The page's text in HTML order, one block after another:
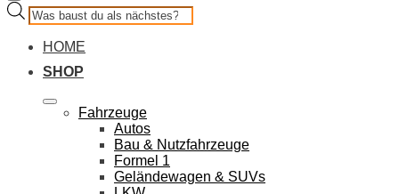
Products
search
HOME
SHOP
Fahrzeuge
Autos
Bau & Nutzfahrzeuge
Formel 1
Geländewagen & SUVs